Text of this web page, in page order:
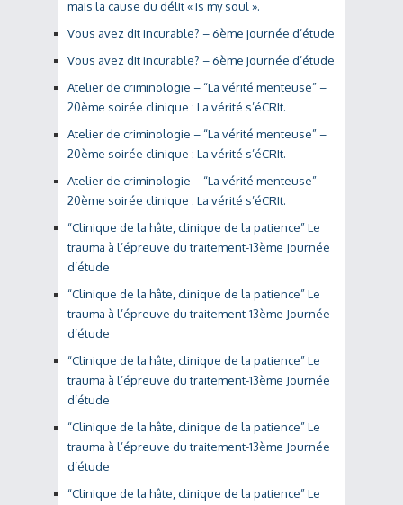
mais la cause du délit « is my soul ».
Vous avez dit incurable? – 6ème journée d’étude
Vous avez dit incurable? – 6ème journée d’étude
Atelier de criminologie – “La vérité menteuse” –
20ème soirée clinique : La vérité s’éCRIt.
Atelier de criminologie – “La vérité menteuse” –
20ème soirée clinique : La vérité s’éCRIt.
Atelier de criminologie – “La vérité menteuse” –
20ème soirée clinique : La vérité s’éCRIt.
“Clinique de la hâte, clinique de la patience” Le
trauma à l’épreuve du traitement-13ème Journée
d’étude
“Clinique de la hâte, clinique de la patience” Le
trauma à l’épreuve du traitement-13ème Journée
d’étude
“Clinique de la hâte, clinique de la patience” Le
trauma à l’épreuve du traitement-13ème Journée
d’étude
“Clinique de la hâte, clinique de la patience” Le
trauma à l’épreuve du traitement-13ème Journée
d’étude
“Clinique de la hâte, clinique de la patience” Le